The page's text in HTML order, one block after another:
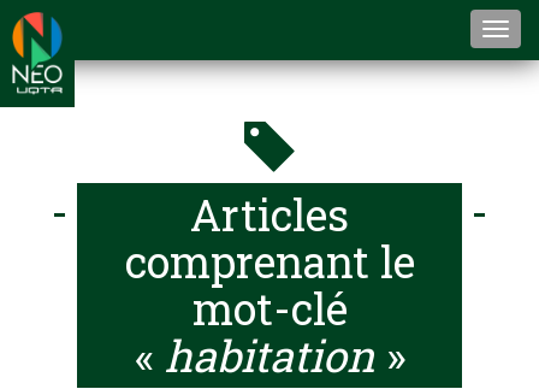
Articles
comprenant le
mot-clé
« habitation »